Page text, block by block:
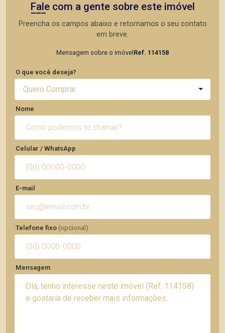
Fale com a gente sobre este imóvel
Preencha os campos abaixo e retornamos o seu contato
em breve.
Mensagem sobre o imóvel Ref. 114158
O que você deseja?
Quero Comprar
Nome
Celular / WhatsApp
E-mail
Telefone fixo (opcional)
Mensagem